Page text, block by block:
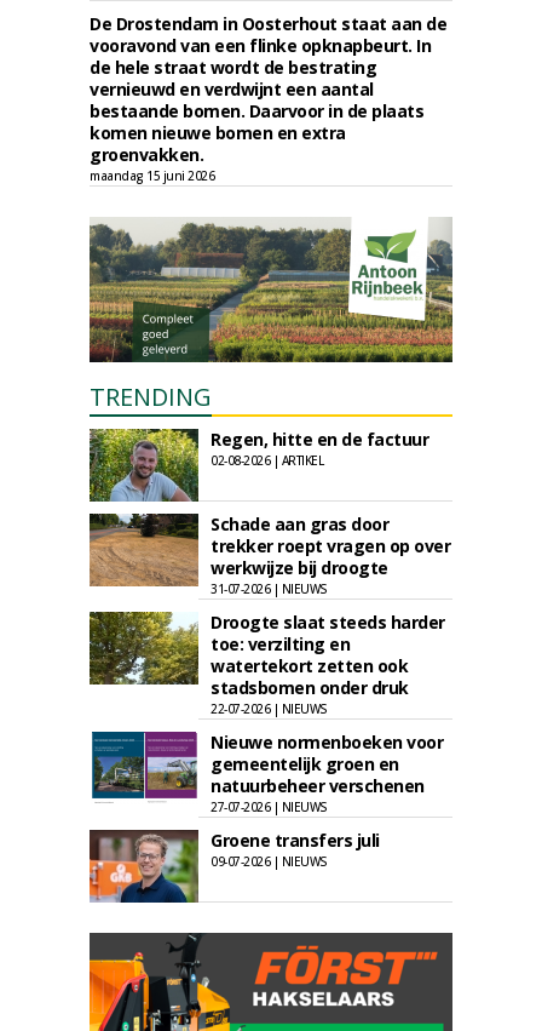
De Drostendam in Oosterhout staat aan de
vooravond van een flinke opknapbeurt. In
de hele straat wordt de bestrating
vernieuwd en verdwijnt een aantal
bestaande bomen. Daarvoor in de plaats
komen nieuwe bomen en extra
groenvakken.
maandag 15 juni 2026
TRENDING
Regen, hitte en de factuur
02-08-2026 | ARTIKEL
Schade aan gras door
trekker roept vragen op over
werkwijze bij droogte
31-07-2026 | NIEUWS
Droogte slaat steeds harder
toe: verzilting en
watertekort zetten ook
stadsbomen onder druk
22-07-2026 | NIEUWS
Nieuwe normenboeken voor
gemeentelijk groen en
natuurbeheer verschenen
27-07-2026 | NIEUWS
Groene transfers juli
09-07-2026 | NIEUWS